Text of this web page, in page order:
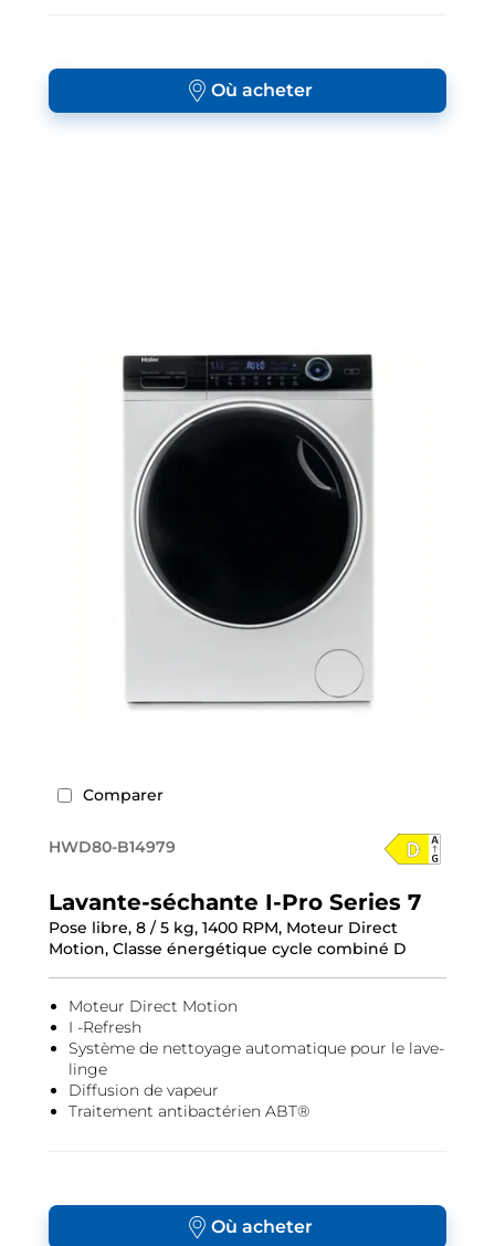
Où acheter
Comparer
HWD80-B14979
Lavante-séchante I-Pro Series 7
Pose libre, 8 / 5 kg, 1400 RPM, Moteur Direct
Motion, Classe énergétique cycle combiné D
Moteur Direct Motion
I -Refresh
Système de nettoyage automatique pour le lave-
linge
Diffusion de vapeur
Traitement antibactérien ABT®
Où acheter